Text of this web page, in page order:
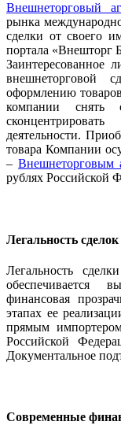
Внешнеторговый
рынка
сделки от своего
портала «Внешторг
Заинтересованное
внешнеторговой
оформлению
компании
деятельности.
товара Компании
–Внешнеторговым
рублях Российской
Легальность сделок
Легальность
обеспечивается
финансовая
этапах ее
прямым
Российской
Документальное
Современные